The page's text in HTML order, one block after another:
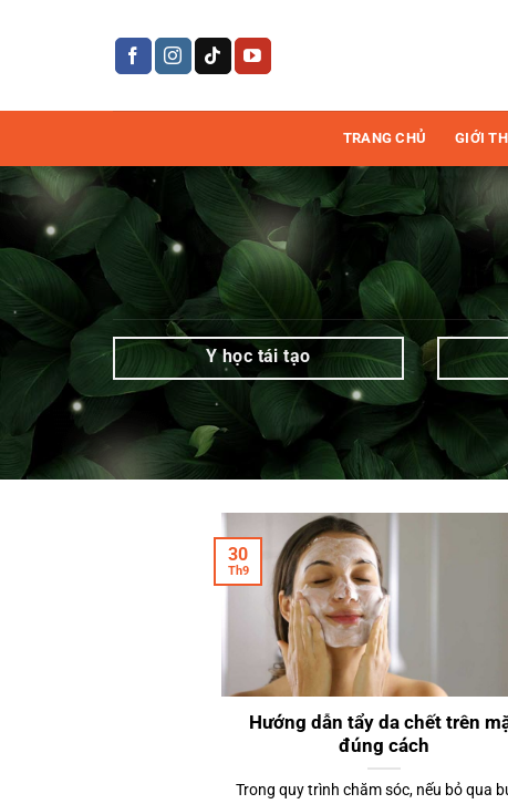
Deep
Clean
Mediworld
TRANG CHỦ GIỚI
Y học tái tạo
Hướng dẫn tẩy da chết trên
đúng cách
Trong quy trình chăm sóc, nếu bỏ qua
30
Th9